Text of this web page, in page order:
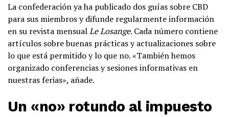
La confederación ya ha publicado dos guías sobre CBD
para sus miembros y difunde regularmente información
en su revista mensualLe Losange. Cada número contiene
artículos sobre buenas prácticas y actualizaciones sobre
lo que está permitido y lo que no. «También hemos
organizado conferencias y sesiones informativas en
nuestras ferias», añade.
Un «no» rotundo al impuesto